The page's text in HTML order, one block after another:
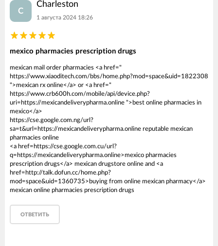
C
Charleston
1 августа 2024 18:26
mexico pharmacies prescription drugs
mexican mail order pharmacies <a href="
https://www.xiaoditech.com/bbs/home.php?mod=space&uid=1822308
">mexican rx online</a> or <a href="
https://www.crb600h.com/mobile/api/device.php?
uri=https://mexicandeliverypharma.online ">best online pharmacies in
mexico</a>
https://cse.google.com.ng/url?
sa=t&url=https://mexicandeliverypharma.online reputable mexican
pharmacies online
<a href=https://cse.google.com.cu/url?
q=https://mexicandeliverypharma.online>mexico pharmacies
prescription drugs</a> mexican drugstore online and <a
href=http://talk.dofun.cc/home.php?
mod=space&uid=1360735>buying from online mexican pharmacy</a>
mexican online pharmacies prescription drugs
ОТВЕТИТЬ